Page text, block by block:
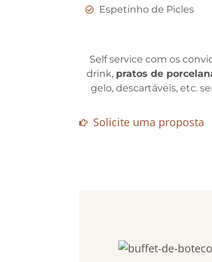
Espetinho de Picles
Self service com os
drink, pratos de
gelo, descartáveis, etc.
Solicite uma proposta